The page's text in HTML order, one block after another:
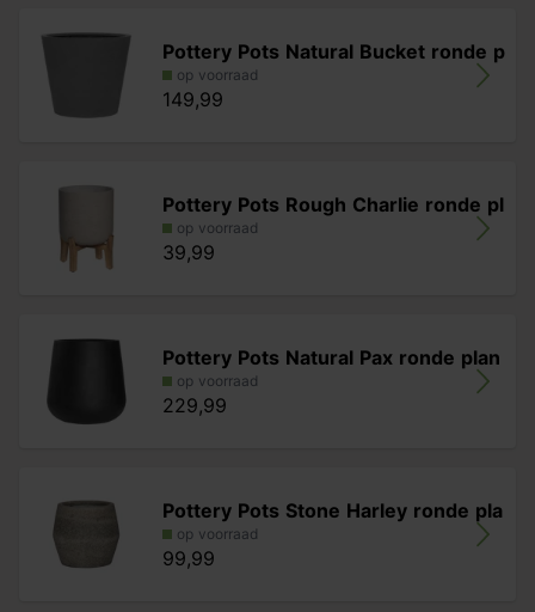
Pottery Pots Natural Bucket ronde p
op voorraad
149,99
Pottery Pots Rough Charlie ronde pl
op voorraad
39,99
Pottery Pots Natural Pax ronde plan
op voorraad
229,99
Pottery Pots Stone Harley ronde pla
op voorraad
99,99